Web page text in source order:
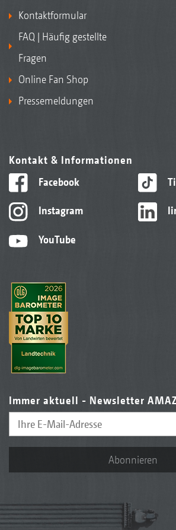
DirectInject-Tank mit integriertem Sieb
einfache und sichere Befüllung
Kontaktformular
FAQ | Häufig gestellte
Fragen
Online Fan Shop
Pressemeldungen
Kontakt & Informationen
Facebook
Instagram
YouTube
Immer aktuell - Newsletter
Abonnieren